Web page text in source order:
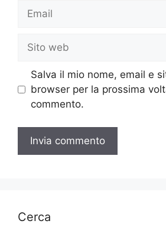
Email
Sito
web
Salva il mio nome, email e
browser per la prossima
commento.
Cerca